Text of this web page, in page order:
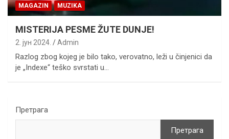
MAGAZIN MUZIKA
MISTERIJA PESME ŽUTE DUNJE!
2. јун 2024. Admin
Razlog zbog kojeg je bilo tako, verovatno, leži u činjenici da
je „Indexe“ teško svrstati u…
Претрага
Претрага